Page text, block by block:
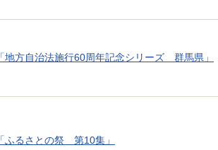
「地方自治法施行60周年記念シリーズ 群馬県」
「ふるさとの祭 第10集」